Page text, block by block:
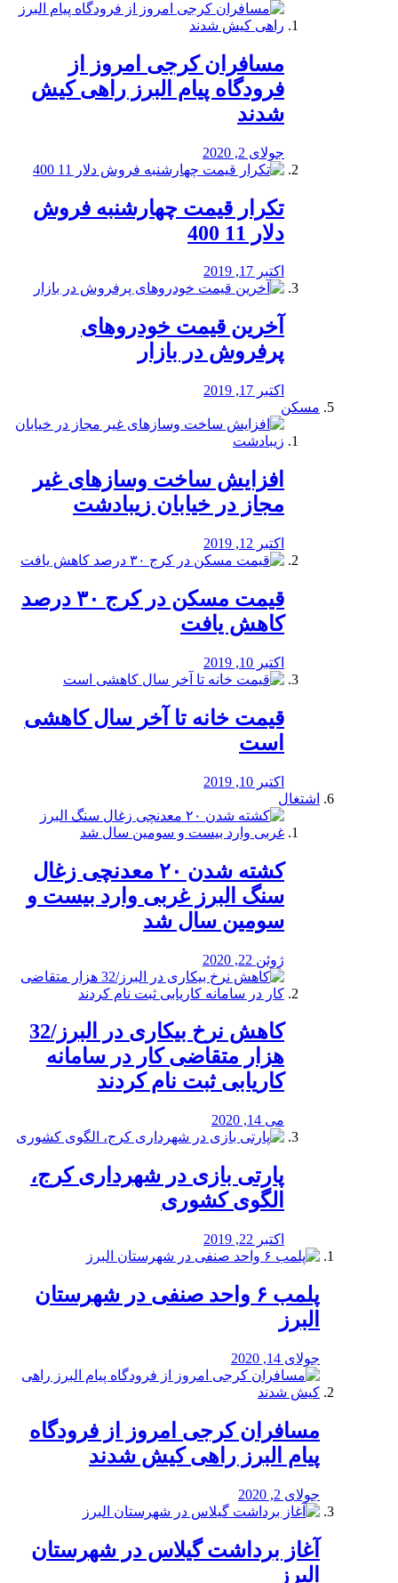
مسافران کرجی امروز از
فرودگاه پیام البرز راهی کیش
شدند
جولای 2, 2020
تکرار قیمت چهارشنبه فروش
دلار 11 400
اکتبر 17, 2019
آخرین قیمت خودرو‌های
پرفروش در بازار
اکتبر 17, 2019
مسکن
افزایش ساخت وسازهای غیر
مجاز در خیابان زیبادشت
اکتبر 12, 2019
️قیمت مسکن در کرج ۳۰ درصد
کاهش یافت
اکتبر 10, 2019
قیمت خانه تا آخر سال کاهشی
است
اکتبر 10, 2019
اشتغال
کشته شدن ۲۰ معدنچی زغال
سنگ البرز غربی وارد بیست و
سومین سال شد
ژوئن 22, 2020
کاهش نرخ بیکاری در البرز/32
هزار متقاضی کار در سامانه
کاریابی ثبت نام کردند
می 14, 2020
پارتی بازی در شهرداری کرج،
الگوی کشوری
اکتبر 22, 2019
پلمب ۶ واحد صنفی در شهرستان
البرز
جولای 14, 2020
مسافران کرجی امروز از فرودگاه
پیام البرز راهی کیش شدند
جولای 2, 2020
آغاز برداشت گیلاس در شهرستان
البرز